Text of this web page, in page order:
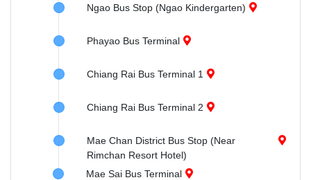
Ngao Bus Stop (Ngao Kindergarten)
Phayao Bus Terminal
Chiang Rai Bus Terminal 1
Chiang Rai Bus Terminal 2
Mae Chan District Bus Stop (Near
Rimchan Resort Hotel)
Mae Sai Bus Terminal